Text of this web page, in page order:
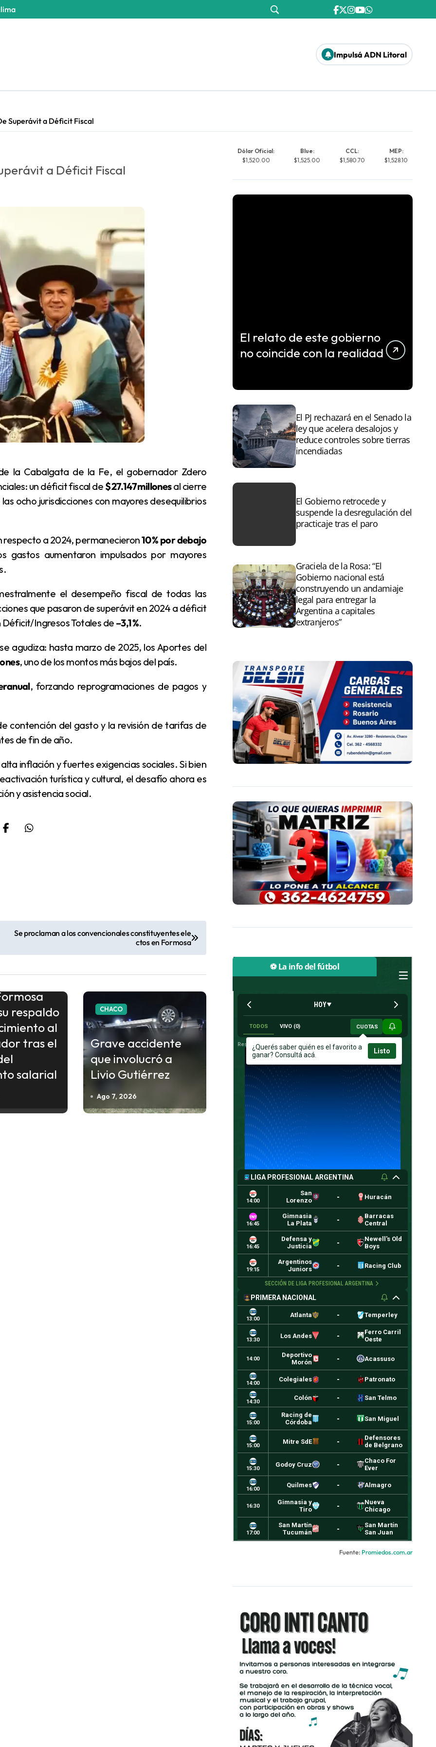
Impulsá ADN Litoral
Superávit a Déficit Fiscal
a Déficit Fiscal
un déficit fiscal de $ 27.147 millonesal cierre
ocho jurisdicciones con mayores desequilibrios
respecto a 2024, permanecieron10 % por debajo
gastos aumentaron impulsados por mayores
que pasaron de superávit en 2024 a déficit
Ingresos Totales de –3,1 %.
, uno de los montos más bajos del país.
, forzando reprogramaciones de pagos y
de fin de año.
turística y cultural, el desafío ahora es
y asistencia social.
Se proclaman a los convencionales constituyentes ele
ctos en Formosa
respaldo
al
tras el
salarial
CHACO
Grave accidente
que involucró a
Livio Gutiérrez
Ago 7, 2026
Dólar Oficial:
$1,520.00
Blue:
$1,525.00
CCL:
$1,580.70
MEP:
$1,528.10
El relato de este gobierno
no coincide con la realidad
El PJ rechazará en el Senado la
ley que acelera desalojos y
reduce controles sobre tierras
incendiadas
El Gobierno retrocede y
suspende la desregulación del
practicaje tras el paro
Graciela de la Rosa: “El
Gobierno nacional está
construyendo un andamiaje
legal para entregar la
Argentina a capitales
extranjeros”
⚽ La info del fútbol
Fuente: Promiedos.com.ar